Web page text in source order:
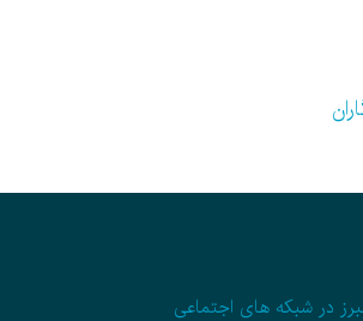
در شبکه های اجتماعی